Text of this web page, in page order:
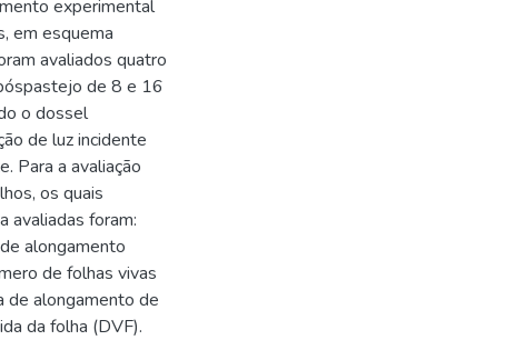
experimental
em esquema
avaliados quatro
de 8 e 16
o dossel
de luz incidente
Para a avaliação
os quais
avaliadas foram:
alongamento
de folhas vivas
de alongamento de
da folha (DVF).